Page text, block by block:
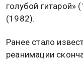
голубой гитарой»
(1982).
Ранее стало
реанимации